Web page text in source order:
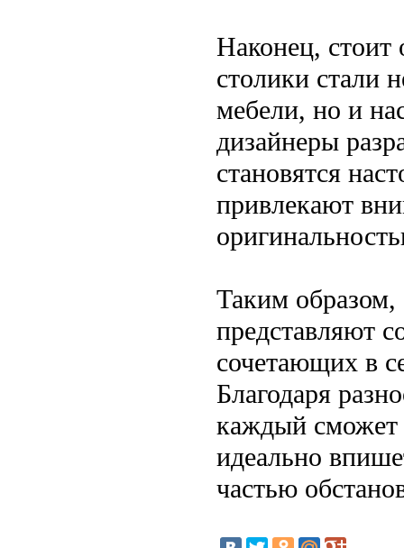
Наконец, стоит
столики стали
мебели, но и
дизайнеры
становятся
привлекают
Таким
представляют
сочетающих в
Благодаря
каждый сможет
идеально
частью